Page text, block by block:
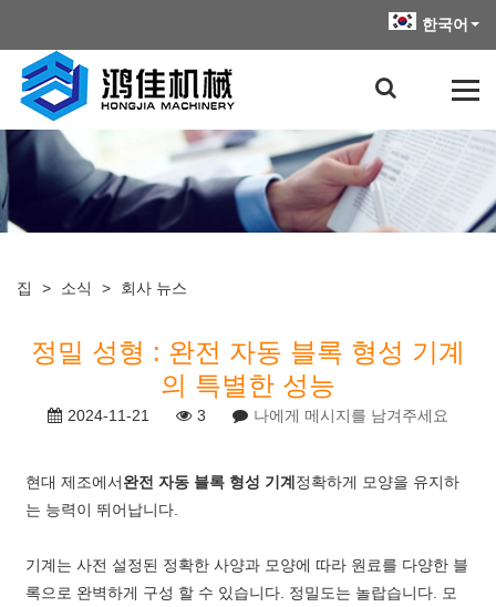
한국어
집 > 소식 > 회사 뉴스
정밀 성형 : 완전 자동 블록 형성 기계
의 특별한 성능
2024-11-21 3 나에게 메시지를 남겨주세요
현대 제조에서완전 자동 블록 형성 기계 정확하게 모양을 유지하
는 능력이 뛰어납니다.
기계는 사전 설정된 정확한 사양과 모양에 따라 원료를 다양한 블
록으로 완벽하게 구성 할 수 있습니다. 정밀도는 놀랍습니다. 모